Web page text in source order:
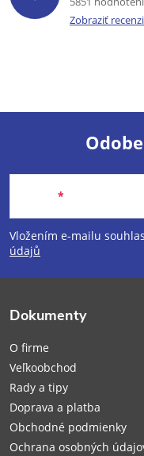
Zobraziť
Z
á
p
e
Vložením e-mailu
údajů
Dokumenty
O firme
Veľkoobchod
Rady a tipy
Doprava a platba
Obchodné podmienky
Ochrana osobných